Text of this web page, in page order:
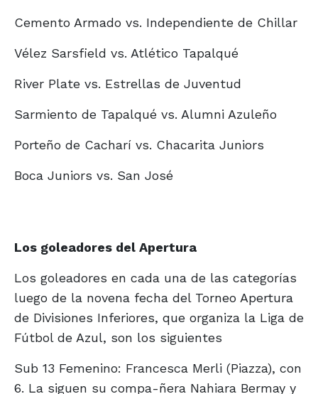
Cemento Armado vs. Independiente de Chillar
Vélez Sarsfield vs. Atlético Tapalqué
River Plate vs. Estrellas de Juventud
Sarmiento de Tapalqué vs. Alumni Azuleño
Porteño de Cacharí vs. Chacarita Juniors
Boca Juniors vs. San José
Los goleadores del Apertura
Los goleadores en cada una de las categorías
luego de la novena fecha del Torneo Apertura
de Divisiones Inferiores, que organiza la Liga de
Fútbol de Azul, son los siguientes
Sub 13 Femenino: Francesca Merli (Piazza), con
6. La siguen su compa-ñera Nahiara Bermay y